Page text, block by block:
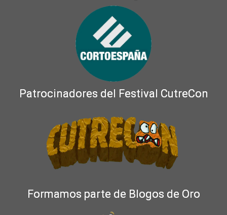
Patrocinadores del Festival CutreCon
Formamos parte de Blogos de Oro